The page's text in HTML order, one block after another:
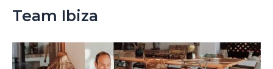
Team Ibiza